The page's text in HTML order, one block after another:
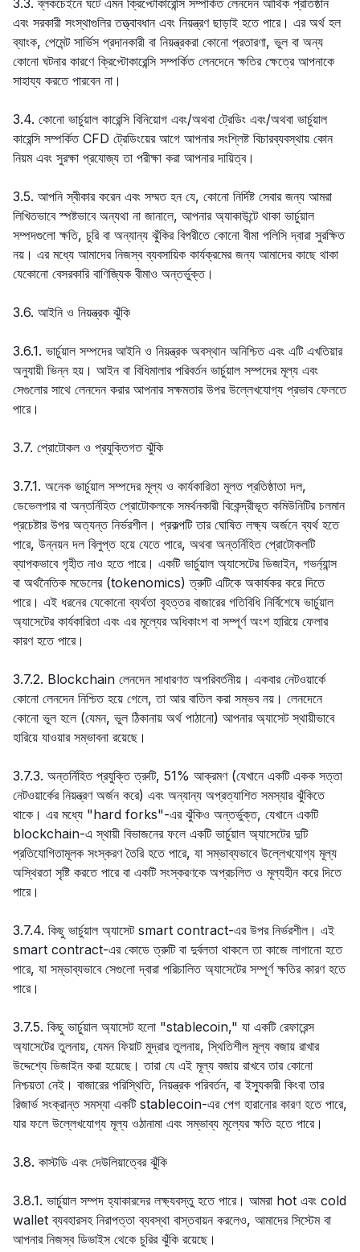
3.3. ব্লকচেইনে ঘটে এমন ক্রিপ্টোকারেন্সি সম্পর্কিত লেনদেন আর্থিক প্রতিষ্ঠান
এবং সরকারী সংস্থাগুলির তত্ত্বাবধান এবং নিয়ন্ত্রণ ছাড়াই হতে পারে। এর অর্থ হল
ব্যাংক, পেমেন্ট সার্ভিস প্রদানকারী বা নিয়ন্ত্রকরা কোনো প্রতারণা, ভুল বা অন্য
কোনো ঘটনার কারণে ক্রিপ্টোকারেন্সি সম্পর্কিত লেনদেনে ক্ষতির ক্ষেত্রে আপনাকে
সাহায্য করতে পারবেন না।
3.4. কোনো ভার্চুয়াল কারেন্সি বিনিয়োগ এবং/অথবা ট্রেডিং এবং/অথবা ভার্চুয়াল
কারেন্সি সম্পর্কিত CFD ট্রেডিংয়ের আগে আপনার সংশ্লিষ্ট বিচারব্যবস্থায় কোন
নিয়ম এবং সুরক্ষা প্রযোজ্য তা পরীক্ষা করা আপনার দায়িত্ব।
3.5. আপনি স্বীকার করেন এবং সম্মত হন যে, কোনো নির্দিষ্ট সেবার জন্য আমরা
লিখিতভাবে স্পষ্টভাবে অন্যথা না জানালে, আপনার অ্যাকাউন্টে থাকা ভার্চুয়াল
সম্পদগুলো ক্ষতি, চুরি বা অন্যান্য ঝুঁকির বিপরীতে কোনো বীমা পলিসি দ্বারা সুরক্ষিত
নয়। এর মধ্যে আমাদের নিজস্ব ব্যবসায়িক কার্যক্রমের জন্য আমাদের কাছে থাকা
যেকোনো বেসরকারি বাণিজ্যিক বীমাও অন্তর্ভুক্ত।
3.6. আইনি ও নিয়ন্ত্রক ঝুঁকি
3.6.1. ভার্চুয়াল সম্পদের আইনি ও নিয়ন্ত্রক অবস্থান অনিশ্চিত এবং এটি এখতিয়ার
অনুযায়ী ভিন্ন হয়। আইন বা বিধিমালার পরিবর্তন ভার্চুয়াল সম্পদের মূল্য এবং
সেগুলোর সাথে লেনদেন করার আপনার সক্ষমতার উপর উল্লেখযোগ্য প্রভাব ফেলতে
পারে।
3.7. প্রোটোকল ও প্রযুক্তিগত ঝুঁকি
3.7.1. অনেক ভার্চুয়াল সম্পদের মূল্য ও কার্যকারিতা মূলত প্রতিষ্ঠাতা দল,
ডেভেলপার বা অন্তর্নিহিত প্রোটোকলকে সমর্থনকারী বিকেন্দ্রীভূত কমিউনিটির চলমান
প্রচেষ্টার উপর অত্যন্ত নির্ভরশীল। প্রকল্পটি তার ঘোষিত লক্ষ্য অর্জনে ব্যর্থ হতে
পারে, উন্নয়ন দল বিলুপ্ত হয়ে যেতে পারে, অথবা অন্তর্নিহিত প্রোটোকলটি
ব্যাপকভাবে গৃহীত নাও হতে পারে। একটি ভার্চুয়াল অ্যাসেটের ডিজাইন, গভর্ন্যান্স
বা অর্থনৈতিক মডেলের (tokenomics) ত্রুটি এটিকে অকার্যকর করে দিতে
পারে। এই ধরনের যেকোনো ব্যর্থতা বৃহত্তর বাজারের গতিবিধি নির্বিশেষে ভার্চুয়াল
অ্যাসেটের কার্যকারিতা এবং এর মূল্যের অধিকাংশ বা সম্পূর্ণ অংশ হারিয়ে ফেলার
কারণ হতে পারে।
3.7.2. Blockchain লেনদেন সাধারণত অপরিবর্তনীয়। একবার নেটওয়ার্কে
কোনো লেনদেন নিশ্চিত হয়ে গেলে, তা আর বাতিল করা সম্ভব নয়। লেনদেনে
কোনো ভুল হলে (যেমন, ভুল ঠিকানায় অর্থ পাঠানো) আপনার অ্যাসেট স্থায়ীভাবে
হারিয়ে যাওয়ার সম্ভাবনা রয়েছে।
3.7.3. অন্তর্নিহিত প্রযুক্তি ত্রুটি, 51% আক্রমণ (যেখানে একটি একক সত্তা
নেটওয়ার্কের নিয়ন্ত্রণ অর্জন করে) এবং অন্যান্য অপ্রত্যাশিত সমস্যার ঝুঁকিতে
থাকে। এর মধ্যে "hard forks"-এর ঝুঁকিও অন্তর্ভুক্ত, যেখানে একটি
blockchain-এ স্থায়ী বিভাজনের ফলে একটি ভার্চুয়াল অ্যাসেটের দুটি
প্রতিযোগিতামূলক সংস্করণ তৈরি হতে পারে, যা সম্ভাব্যভাবে উল্লেখযোগ্য মূল্য
অস্থিরতা সৃষ্টি করতে পারে বা একটি সংস্করণকে অপ্রচলিত ও মূল্যহীন করে দিতে
পারে।
3.7.4. কিছু ভার্চুয়াল অ্যাসেট smart contract-এর উপর নির্ভরশীল। এই
smart contract-এর কোডে ত্রুটি বা দুর্বলতা থাকলে তা কাজে লাগানো হতে
পারে, যা সম্ভাব্যভাবে সেগুলো দ্বারা পরিচালিত অ্যাসেটের সম্পূর্ণ ক্ষতির কারণ হতে
পারে।
3.7.5. কিছু ভার্চুয়াল অ্যাসেট হলো "stablecoin," যা একটি রেফারেন্স
অ্যাসেটের তুলনায়, যেমন ফিয়াট মুদ্রার তুলনায়, স্থিতিশীল মূল্য বজায় রাখার
উদ্দেশ্যে ডিজাইন করা হয়েছে। তারা যে এই মূল্য বজায় রাখবে তার কোনো
নিশ্চয়তা নেই। বাজারের পরিস্থিতি, নিয়ন্ত্রক পরিবর্তন, বা ইস্যুকারী কিংবা তার
রিজার্ভ সংক্রান্ত সমস্যা একটি stablecoin-এর পেগ হারানোর কারণ হতে পারে,
যার ফলে উল্লেখযোগ্য মূল্য ওঠানামা এবং সম্ভাব্য মূল্যের ক্ষতি হতে পারে।
3.8. কাস্টডি এবং দেউলিয়াত্বের ঝুঁকি
3.8.1. ভার্চুয়াল সম্পদ হ্যাকারদের লক্ষ্যবস্তু হতে পারে। আমরা hot এবং cold
wallet ব্যবহারসহ নিরাপত্তা ব্যবস্থা বাস্তবায়ন করলেও, আমাদের সিস্টেম বা
আপনার নিজস্ব ডিভাইস থেকে চুরির ঝুঁকি রয়েছে।